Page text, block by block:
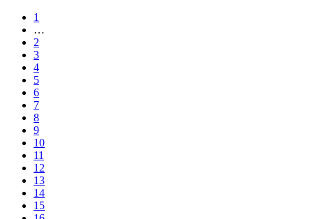
1
…
2
3
4
5
6
7
8
9
10
11
12
13
14
15